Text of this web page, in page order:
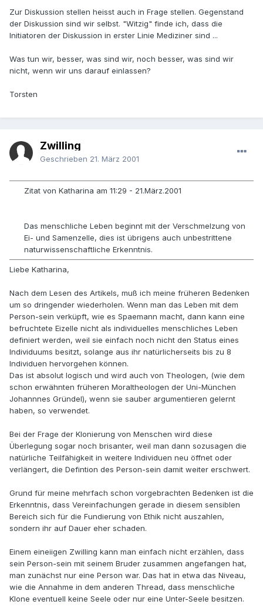
Zur Diskussion stellen heisst auch in Frage stellen. Gegenstand
der Diskussion sind wir selbst. "Witzig" finde ich, dass die
Initiatoren der Diskussion in erster Linie Mediziner sind ...
Was tun wir, besser, was sind wir, noch besser, was sind wir
nicht, wenn wir uns darauf einlassen?
Torsten
Zwilling
Geschrieben 21. März 2001
Zitat von Katharina am 11:29 - 21.März.2001
Das menschliche Leben beginnt mit der Verschmelzung von
Ei- und Samenzelle, dies ist übrigens auch unbestrittene
naturwissenschaftliche Erkenntnis.
Liebe Katharina,
Nach dem Lesen des Artikels, muß ich meine früheren Bedenken
um so dringender wiederholen. Wenn man das Leben mit dem
Person-sein verküpft, wie es Spaemann macht, dann kann eine
befruchtete Eizelle nicht als individuelles menschliches Leben
definiert werden, weil sie einfach noch nicht den Status eines
Individuums besitzt, solange aus ihr natürlicherseits bis zu 8
Individuen hervorgehen können.
Das ist absolut logisch und wird auch von Theologen, (wie dem
schon erwähnten früheren Moraltheologen der Uni-München
Johannnes Gründel), wenn sie sauber argumentieren gelernt
haben, so verwendet.
Bei der Frage der Klonierung von Menschen wird diese
Überlegung sogar noch brisanter, weil man dann sozusagen die
natürliche Teilfähigkeit in weitere Individuen neu öffnet oder
verlängert, die Defintion des Person-sein damit weiter erschwert.
Grund für meine mehrfach schon vorgebrachten Bedenken ist die
Erkenntnis, dass Vereinfachungen gerade in diesem sensiblen
Bereich sich für die Fundierung von Ethik nicht auszahlen,
sondern ihr auf Dauer eher schaden.
Einem eineiigen Zwilling kann man einfach nicht erzählen, dass
sein Person-sein mit seinem Bruder zusammen angefangen hat,
man zunächst nur eine Person war. Das hat in etwa das Niveau,
wie die Annahme in dem anderen Thread, dass menschliche
Klone eventuell keine Seele oder nur eine Unter-Seele besitzen.